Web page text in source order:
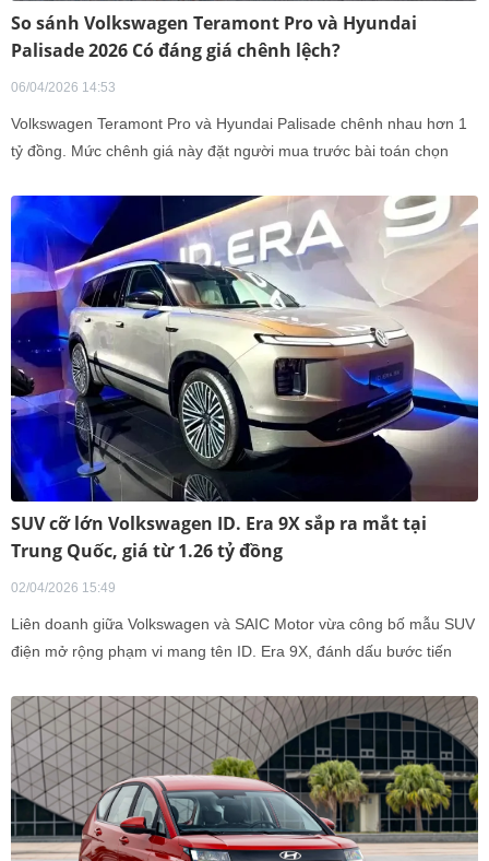
So sánh Volkswagen Teramont Pro và Hyundai
Palisade 2026 Có đáng giá chênh lệch?
06/04/2026 14:53
Volkswagen Teramont Pro và Hyundai Palisade chênh nhau hơn 1
tỷ đồng. Mức chênh giá này đặt người mua trước bài toán chọn
SUV cỡ lớn Volkswagen ID. Era 9X sắp ra mắt tại
Trung Quốc, giá từ 1.26 tỷ đồng
02/04/2026 15:49
Liên doanh giữa Volkswagen và SAIC Motor vừa công bố mẫu SUV
điện mở rộng phạm vi mang tên ID. Era 9X, đánh dấu bước tiến